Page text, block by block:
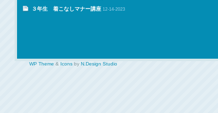
３年生 着こなしマナー講座 12-14-2023
WP Theme & Icons by N.Design Studio